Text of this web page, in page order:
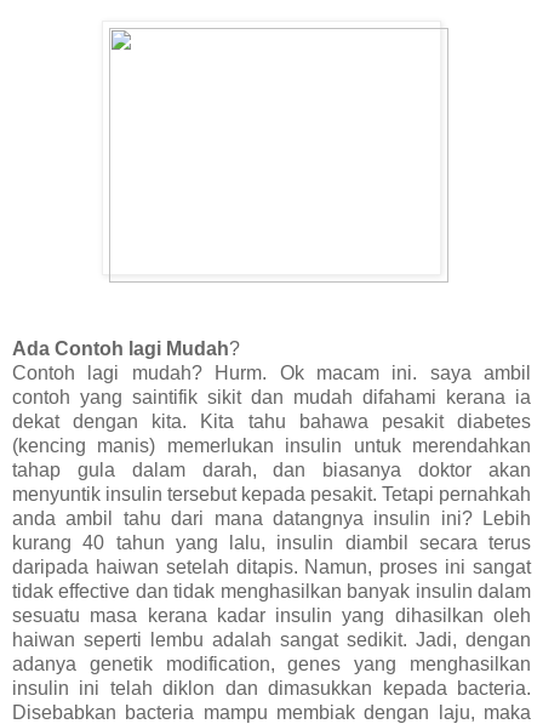
Ada Contoh lagi Mudah?
Contoh lagi mudah? Hurm. Ok macam ini. saya ambil
contoh yang saintifik sikit dan mudah difahami kerana ia
dekat dengan kita. Kita tahu bahawa pesakit diabetes
(kencing manis) memerlukan insulin untuk merendahkan
tahap gula dalam darah, dan biasanya doktor akan
menyuntik insulin tersebut kepada pesakit. Tetapi pernahkah
anda ambil tahu dari mana datangnya insulin ini? Lebih
kurang 40 tahun yang lalu, insulin diambil secara terus
daripada haiwan setelah ditapis. Namun, proses ini sangat
tidak effective dan tidak menghasilkan banyak insulin dalam
sesuatu masa kerana kadar insulin yang dihasilkan oleh
haiwan seperti lembu adalah sangat sedikit. Jadi, dengan
adanya genetik modification, genes yang menghasilkan
insulin ini telah diklon dan dimasukkan kepada bacteria.
Disebabkan bacteria mampu membiak dengan laju, maka